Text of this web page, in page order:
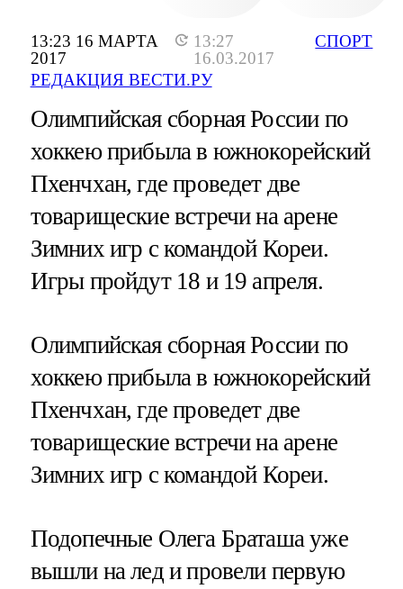
13:23 16 МАРТА
2017
13:27
16.03.2017
РЕДАКЦИЯ ВЕСТИ.РУ
СПОРТ
Олимпийская сборная России по
хоккею прибыла в южнокорейский
Пхенчхан, где проведет две
товарищеские встречи на арене
Зимних игр с командой Кореи.
Игры пройдут 18 и 19 апреля.
Олимпийская сборная России по
хоккею прибыла в южнокорейский
Пхенчхан, где проведет две
товарищеские встречи на арене
Зимних игр с командой Кореи.
Подопечные Олега Браташа уже
вышли на лед и провели первую